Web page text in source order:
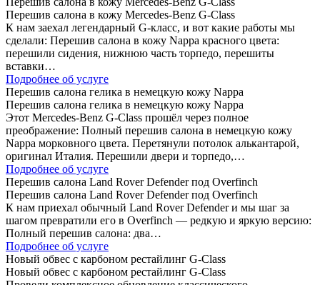
Перешив салона в кожу Mercedes-Benz G-Class
К нам заехал легендарный G-класс, и вот какие работы мы
сделали: Перешив салона в кожу Nappa красного цвета:
перешили сидения, нижнюю часть торпедо, перешиты
вставки…
Подробнее об услуге
Перешив салона гелика в немецкую кожу Nappa
Перешив салона гелика в немецкую кожу Nappa
Этот Mercedes-Benz G-Class прошёл через полное
преображение: Полный перешив салона в немецкую кожу
Nappa морковного цвета. Перетянули потолок алькантарой,
оригинал Италия. Перешили двери и торпедо,…
Подробнее об услуге
Перешив салона Land Rover Defender под Overfinch
Перешив салона Land Rover Defender под Overfinch
К нам приехал обычный Land Rover Defender и мы шаг за
шагом превратили его в Overfinch — редкую и яркую версию:
Полный перешив салона: два…
Подробнее об услуге
Новый обвес с карбоном рестайлинг G-Class
Новый обвес с карбоном рестайлинг G-Class